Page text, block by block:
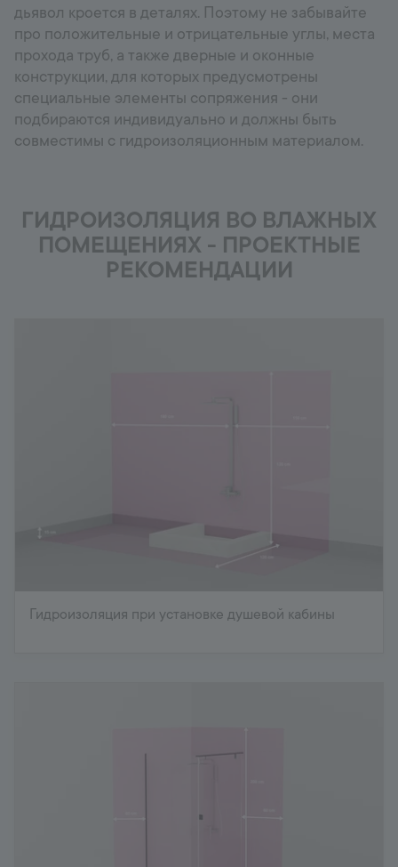
дьявол кроется в деталях. Поэтому не забывайте
про положительные и отрицательные углы, места
прохода труб, а также дверные и оконные
конструкции, для которых предусмотрены
специальные элементы сопряжения - они
подбираются индивидуально и должны быть
совместимы с гидроизоляционным материалом.
ГИДРОИЗОЛЯЦИЯ ВО ВЛАЖНЫХ
ПОМЕЩЕНИЯХ - ПРОЕКТНЫЕ
РЕКОМЕНДАЦИИ
Гидроизоляция при установке душевой кабины